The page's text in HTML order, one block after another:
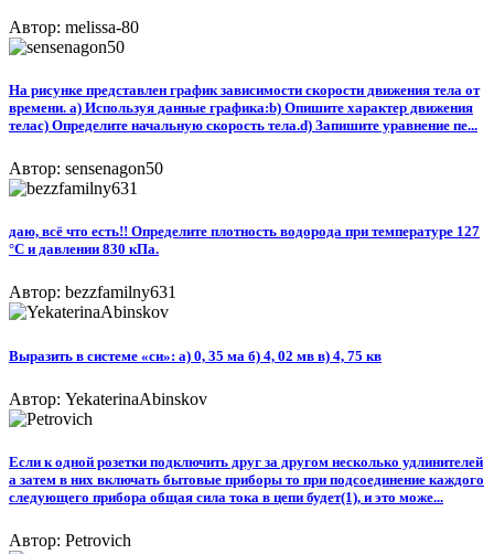
Автор: melissa-80
На рисунке представлен график зависимости скорости движения тела от
времени. a) Используя данные графика:b) Опишите характер движения
телаc) Определите начальную скорость тела.d) Запишите уравнение пе...
Автор: sensenagon50
даю, всё что есть!! Определите плотность водорода при температуре 127
°С и давлении 830 кПа.
Автор: bezzfamilny631
Выразить в системе «си»: а) 0, 35 ма б) 4, 02 мв в) 4, 75 кв
Автор: YekaterinaAbinskov
Если к одной розетки подключить друг за другом несколько удлинителей
а затем в них включать бытовые приборы то при подсоединение каждого
следующего прибора общая сила тока в цепи будет(1), и это може...
Автор: Petrovich